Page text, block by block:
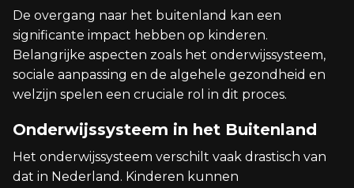
De overgang naar het buitenland kan een
significante impact hebben op kinderen.
Belangrijke aspecten zoals het onderwijssysteem,
sociale aanpassing en de algehele gezondheid en
welzijn spelen een cruciale rol in dit proces.
Onderwijssysteem in het Buitenland
Het onderwijssysteem verschilt vaak drastisch van
dat in Nederland. Kinderen kunnen